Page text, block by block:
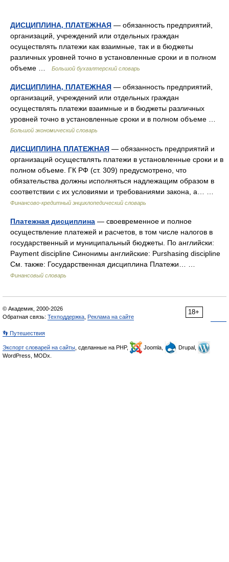
ДИСЦИПЛИНА, ПЛАТЕЖНАЯ — обязанность предприятий,
организаций, учреждений или отдельных граждан
осуществлять платежи как взаимные, так и в бюджеты
различных уровней точно в установленные сроки и в полном
объеме …
Большой бухгалтерский словарь
ДИСЦИПЛИНА, ПЛАТЕЖНАЯ — обязанность предприятий,
организаций, учреждений или отдельных граждан
осуществлять платежи взаимные и в бюджеты различных
уровней точно в установленные сроки и в полном объеме …
Большой экономический словарь
ДИСЦИПЛИНА ПЛАТЕЖНАЯ — обязанность предприятий и
организаций осуществлять платежи в установленные сроки и в
полном объеме. ГК РФ (ст. 309) предусмотрено, что
обязательства должны исполняться надлежащим образом в
соответствии с их условиями и требованиями закона, а… …
Финансово-кредитный энциклопедический словарь
Платежная дисциплина — своевременное и полное
осуществление платежей и расчетов, в том числе налогов в
государственный и муниципальный бюджеты. По английски:
Payment discipline Синонимы английские: Purshasing discipline
См. также: Государственная дисциплина Платежи… …
Финансовый словарь
18+
© Академик, 2000-2026
Обратная связь: Техподдержка Реклама на сайте
👣 Путешествия
Экспорт словарей на сайты , сделанные на PHP, Joomla,
Drupal,
WordPress, MODx.